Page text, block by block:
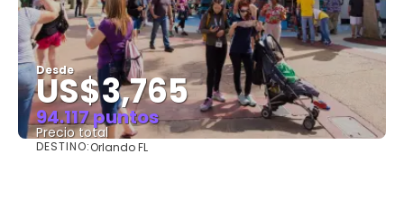
Desde
US$3,765
94.117 puntos
Precio total
DESTINO:Orlando FL